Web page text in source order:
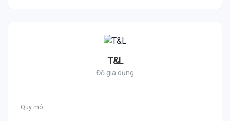
T&L
Đồ gia dụng
Quy mô